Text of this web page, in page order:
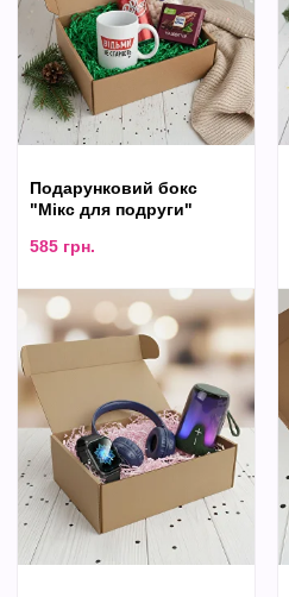
Подарунковий бокс
"Мікс для подруги"
585 грн.